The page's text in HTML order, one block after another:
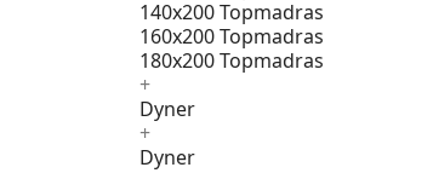
140x200 Topmadras
160x200 Topmadras
180x200 Topmadras
+
Dyner
+
Dyner